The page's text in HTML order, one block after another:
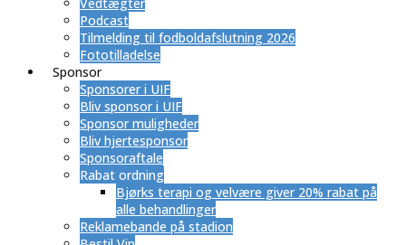
Podcast
Tilmelding til fodboldafslutning 2026
Fototilladelse
Sponsor
Sponsorer i UIF
Bliv sponsor i UIF
Sponsor muligheder
Bliv hjertesponsor
Sponsoraftale
Rabat ordning
​Bjørks terapi og velvære giver 20% rabat på
alle behandlinger
Reklamebande på stadion